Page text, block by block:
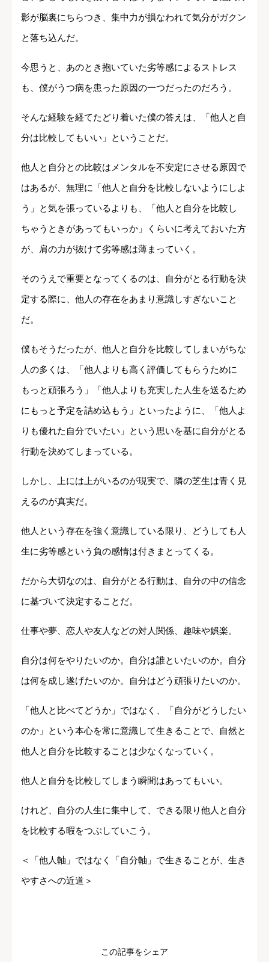
影が脳裏にちらつき、集中力が損なわれて気分がガクン
と落ち込んだ。
今思うと、あのとき抱いていた劣等感によるストレス
も、僕がうつ病を患った原因の一つだったのだろう。
そんな経験を経てたどり着いた僕の答えは、「他人と自
分は比較してもいい」ということだ。
他人と自分との比較はメンタルを不安定にさせる原因で
はあるが、無理に「他人と自分を比較しないようにしよ
う」と気を張っているよりも、「他人と自分を比較し
ちゃうときがあってもいっか」くらいに考えておいた方
が、肩の力が抜けて劣等感は薄まっていく。
そのうえで重要となってくるのは、自分がとる行動を決
定する際に、他人の存在をあまり意識しすぎないこと
だ。
僕もそうだったが、他人と自分を比較してしまいがちな
人の多くは、「他人よりも高く評価してもらうために
もっと頑張ろう」「他人よりも充実した人生を送るため
にもっと予定を詰め込もう」といったように、「他人よ
りも優れた自分でいたい」という思いを基に自分がとる
行動を決めてしまっている。
しかし、上には上がいるのが現実で、隣の芝生は青く見
えるのが真実だ。
他人という存在を強く意識している限り、どうしても人
生に劣等感という負の感情は付きまとってくる。
だから大切なのは、自分がとる行動は、自分の中の信念
に基づいて決定することだ。
仕事や夢、恋人や友人などの対人関係、趣味や娯楽。
自分は何をやりたいのか。自分は誰といたいのか。自分
は何を成し遂げたいのか。自分はどう頑張りたいのか。
「他人と比べてどうか」ではなく、「自分がどうしたい
のか」という本心を常に意識して生きることで、自然と
他人と自分を比較することは少なくなっていく。
他人と自分を比較してしまう瞬間はあってもいい。
けれど、自分の人生に集中して、できる限り他人と自分
を比較する暇をつぶしていこう。
＜「他人軸」ではなく「自分軸」で生きることが、生き
やすさへの近道＞
この記事をシェア